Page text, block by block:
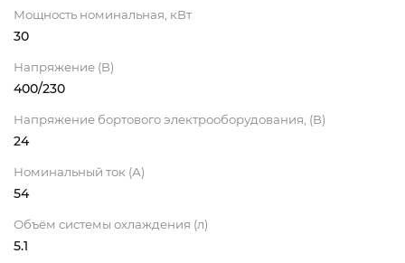
Мощность номинальная, кВт
30
Напряжение (В)
400/230
Напряжение бортового электрооборудования, (В)
24
Номинальный ток (А)
54
Объём системы охлаждения (л)
5.1